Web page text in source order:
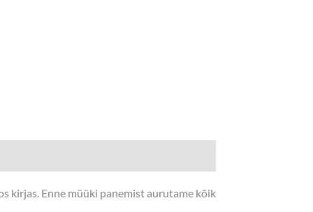
kirjas. Enne müüki panemist aurutame kõik